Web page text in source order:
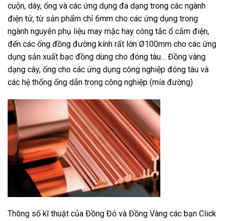
cuộn, dây, ống và các ứng dụng đa dạng trong các ngành
điện tử, từ sản phẩm chỉ 6mm cho các ứng dụng trong
ngành nguyên phụ liệu may mặc hay công tắc ổ cắm điện,
đến các ống đồng đường kính rất lớn Ø100mm cho các ứng
dụng sản xuất bạc đồng dùng cho đóng tàu… Đồng vàng
dạng cây, ống cho các ứng dụng công nghiệp đóng tàu và
các hệ thống ống dẫn trong công nghiệp (mía đường)
Thông số kĩ thuật của Đồng Đỏ và Đồng Vàng các bạn Click